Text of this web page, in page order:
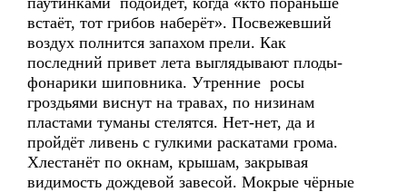
встаёт, тот грибов наберёт». Посвежевший
воздух полнится запахом прели. Как
последний привет лета выглядывают плоды-
фонарики шиповника. Утренние росы
гроздьями виснут на травах, по низинам
пластами туманы стелятся. Нет-нет, да и
пройдёт ливень с гулкими раскатами грома.
Хлестанёт по окнам, крышам, закрывая
видимость дождевой завесой. Мокрые чёрные